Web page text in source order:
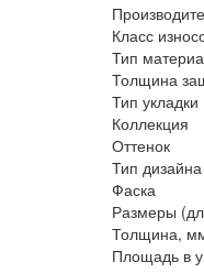
Класс
Тип
Толщина
Тип укладки
Коллекция
Оттенок
Тип дизайна
Фаска
Размеры
Толщина,
Площадь в